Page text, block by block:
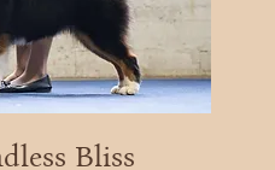
Bliss